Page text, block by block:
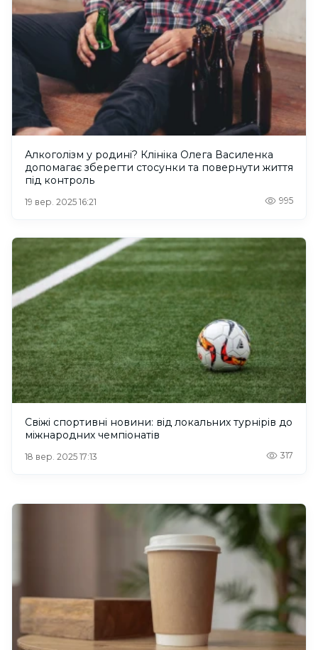
Алкоголізм у родині? Клініка Олега Василенка
допомагає зберегти стосунки та повернути життя
під контроль
19 вер. 2025 16:21 995
Свіжі спортивні новини: від локальних турнірів до
міжнародних чемпіонатів
18 вер. 2025 17:13 317